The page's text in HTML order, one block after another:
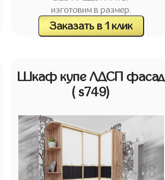
изготовим в размер.
Заказать в 1 клик
Шкаф купе ЛДСП фасад
( s749)